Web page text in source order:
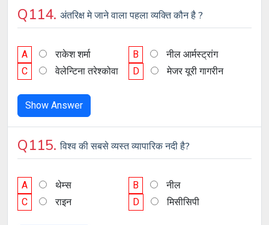
Q114. अंतरिक्ष मे जाने वाला पहला व्यक्ति कौन है ?
A राकेश शर्मा B
नील आर्मस्ट्रांग
C
वेलेन्टिना तरेश्कोवा D मेजर यूरी गागरीन
Show Answer
Q115.विश्व की सबसे व्यस्त व्यापारिक नदी है?
A थेम्स B
नील
C
राइन D मिसीसिपी